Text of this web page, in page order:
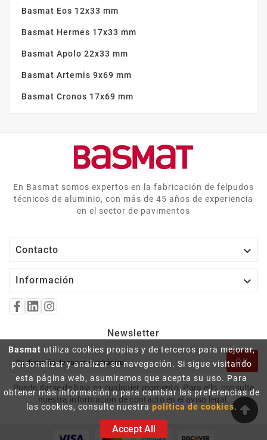
Basmat utiliza cookies propias y de terceros para mejorar,
personalizar y analizar su navegación. Si sigue visitando
esta página web, asumiremos que acepta su uso. Para
obtener más información o para cambiar las preferencias de
las cookies, consulte nuestra política de cookies.
Accept All
Basmat Eos 12x33 mm
Basmat Hermes 17x33 mm
Basmat Apolo 22x33 mm
Basmat Artemis 9x69 mm
Basmat Cronos 17x69 mm
En Basmat somos expertos en la fabricación de felpudos
técnicos de aluminio, con más de 45 años de experiencia
en el sector de pavimentos
Contacto 
Información 
Newsletter
OK
Puede darse de baja en cualquier momento. Para ello, consulte
nuestra información de contacto en el aviso legal.